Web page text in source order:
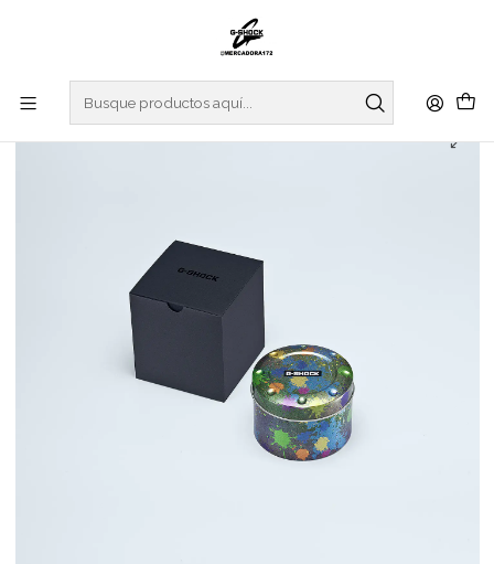
G-SHOCK
Limited Edition Street Spirit Series Origin Metal GM-5600SS-
1ER